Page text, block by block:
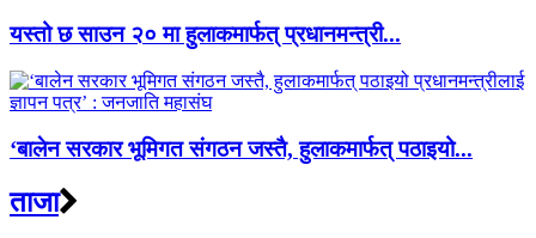
यस्तो छ साउन २० मा हुलाकमार्फत् प्रधानमन्त्री...
‘बालेन सरकार भूमिगत संगठन जस्तै, हुलाकमार्फत् पठाइयो...
ताजा